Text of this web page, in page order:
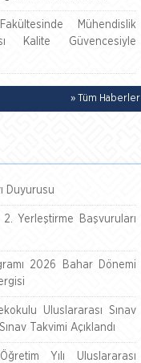
Mühendislik
Kalite Güvencesiyle
» Tüm Haberler
Duyurusu
Yerleştirme Başvuruları
2026 Bahar Dönemi
Uluslararası Sınav
Takvimi Açıklandı
Yılı Uluslararası